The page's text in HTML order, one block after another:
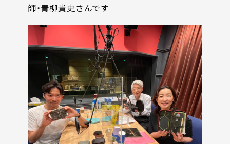
師・青柳貴史さんです